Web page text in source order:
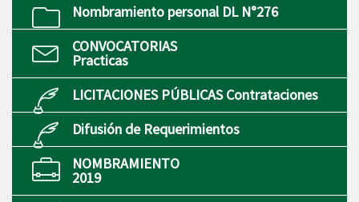
Nombramiento personal DL N°276
CONVOCATORIAS
Practicas
LICITACIONES PÚBLICAS Contrataciones
Difusión de Requerimientos
NOMBRAMIENTO
2019